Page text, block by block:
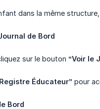
dans la même
de Bord
sur le bouton “Voir le
Éducateur” pour
Bord